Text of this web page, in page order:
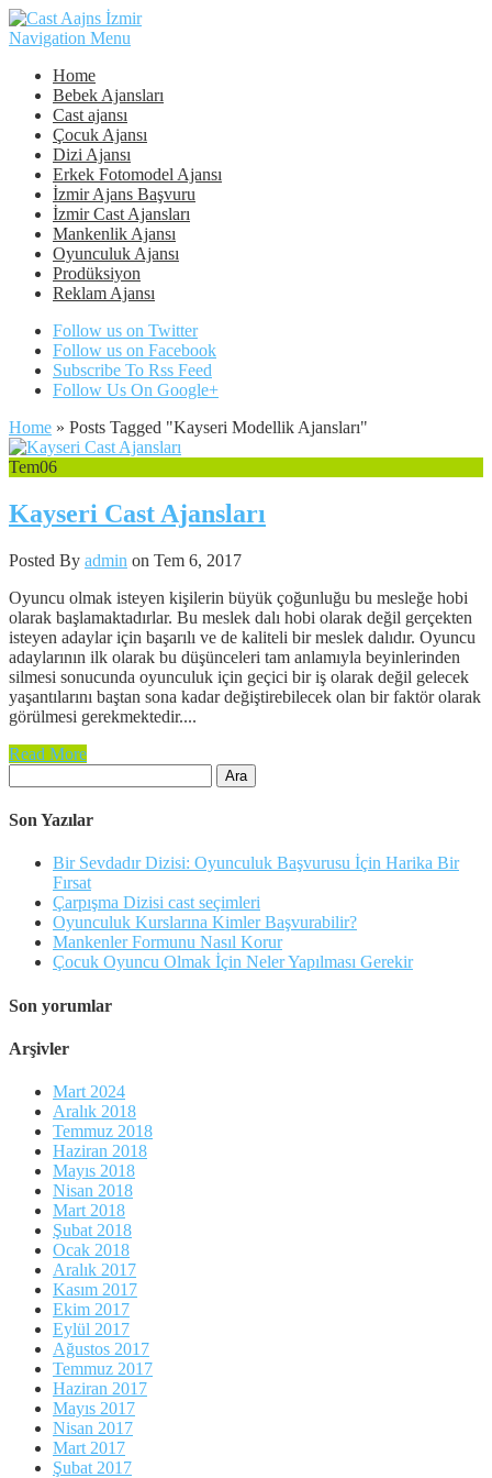
Navigation Menu
Home
Bebek Ajansları
Cast ajansı
Çocuk Ajansı
Dizi Ajansı
Erkek Fotomodel Ajansı
İzmir Ajans Başvuru
İzmir Cast Ajansları
Mankenlik Ajansı
Oyunculuk Ajansı
Prodüksiyon
Reklam Ajansı
Follow us on Twitter
Follow us on Facebook
Subscribe To Rss Feed
Follow Us On Google+
Home » Posts Tagged "Kayseri Modellik Ajansları"
Tem06
Kayseri Cast Ajansları
Posted By admin on Tem 6, 2017
Oyuncu olmak isteyen kişilerin büyük çoğunluğu bu mesleğe hobi
olarak başlamaktadırlar. Bu meslek dalı hobi olarak değil gerçekten
isteyen adaylar için başarılı ve de kaliteli bir meslek dalıdır. Oyuncu
adaylarının ilk olarak bu düşünceleri tam anlamıyla beyinlerinden
silmesi sonucunda oyunculuk için geçici bir iş olarak değil gelecek
yaşantılarını baştan sona kadar değiştirebilecek olan bir faktör olarak
görülmesi gerekmektedir....
Read More
Son Yazılar
Bir Sevdadır Dizisi: Oyunculuk Başvurusu İçin Harika Bir
Fırsat
Çarpışma Dizisi cast seçimleri
Oyunculuk Kurslarına Kimler Başvurabilir?
Mankenler Formunu Nasıl Korur
Çocuk Oyuncu Olmak İçin Neler Yapılması Gerekir
Son yorumlar
Arşivler
Mart 2024
Aralık 2018
Temmuz 2018
Haziran 2018
Mayıs 2018
Nisan 2018
Mart 2018
Şubat 2018
Ocak 2018
Aralık 2017
Kasım 2017
Ekim 2017
Eylül 2017
Ağustos 2017
Temmuz 2017
Haziran 2017
Mayıs 2017
Nisan 2017
Mart 2017
Şubat 2017